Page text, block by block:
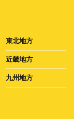
東北地方
近畿地方
九州地方